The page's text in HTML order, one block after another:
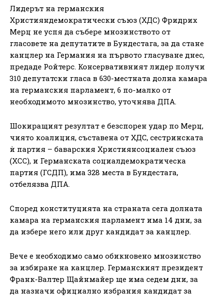
Лидерът на германския
Християндемократически съюз (ХДС) Фридрих
Мерц не успя да събере мнозинството от
гласовете на депутатите в Бундестага, за да стане
канцлер на Германия на първото гласуване днес,
предаде Ройтерс. Консервативният лидер получи
310 депутатски гласа в 630-местната долна камара
на германския парламент, 6 по-малко от
необходимото мнозинство, уточнява ДПА.
Шокиращият резултат е безспорен удар по Мерц,
чиято коалиция, съставена от ХДС, сестринската
ѝ партия – баварския Християнсоциален съюз
(ХСС), и Германската социалдемократическа
партия (ГСДП), има 328 места в Бундестага,
отбелязва ДПА.
Според конституцията на страната сега долната
камара на германския парламент има 14 дни, за
да избере него или друг кандидат за канцлер.
Вече е необходимо само обикновено мнозинство
за избиране на канцлер. Германският президент
Франк-Валтер Щайнмайер ще има седем дни, за
да назначи официално избрания кандидат за